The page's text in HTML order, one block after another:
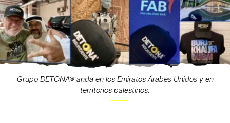
Grupo DETONA® anda en los Emiratos Árabes Unidos y en
territorios palestinos.